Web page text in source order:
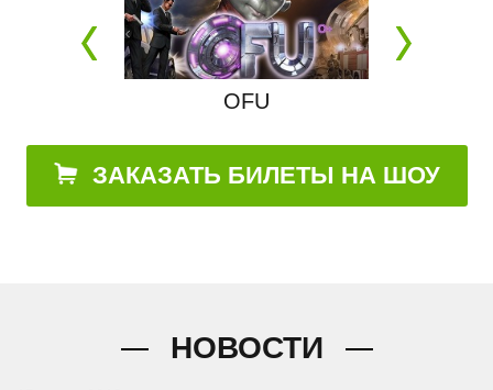
OFU
ЗАКАЗАТЬ БИЛЕТЫ НА ШОУ
НОВОСТИ